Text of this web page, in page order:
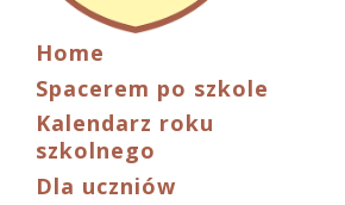
Home
Spacerem po szkole
Kalendarz roku
szkolnego
Dla uczniów